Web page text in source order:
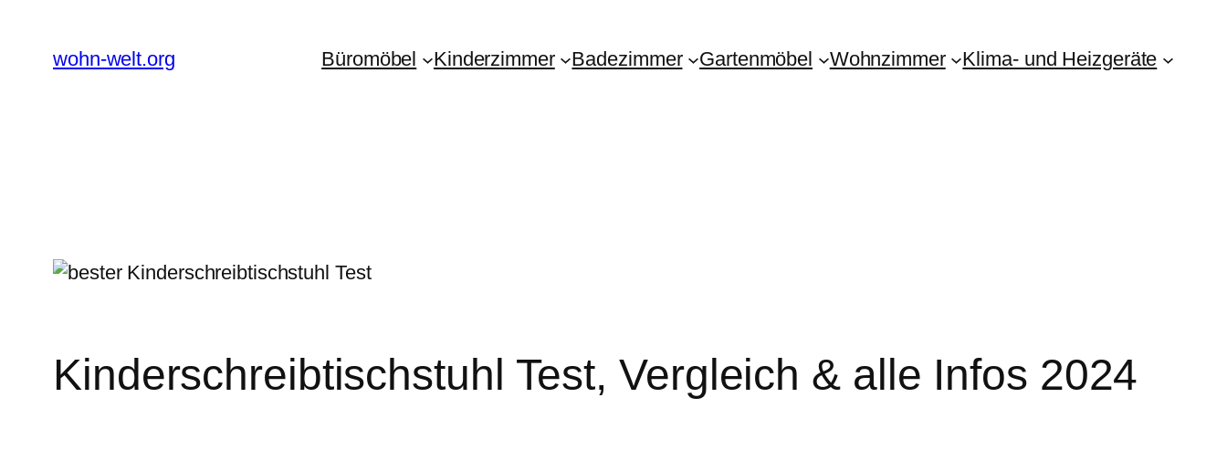
springen
wohn-welt.org Büromöbel Kinderzimmer Badezimmer Gartenmöbel Wohnzimmer Klima- und Heizgeräte
Kinderschreibtischstuhl Test, Vergleich & alle Infos 2024